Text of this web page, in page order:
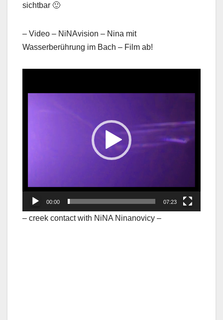
sichtbar 🙂
– Video – NiNAvision – Nina mit
Wasserberührung im Bach – Film ab!
00:00 07:23
– creek contact with NiNA Ninanovicy –